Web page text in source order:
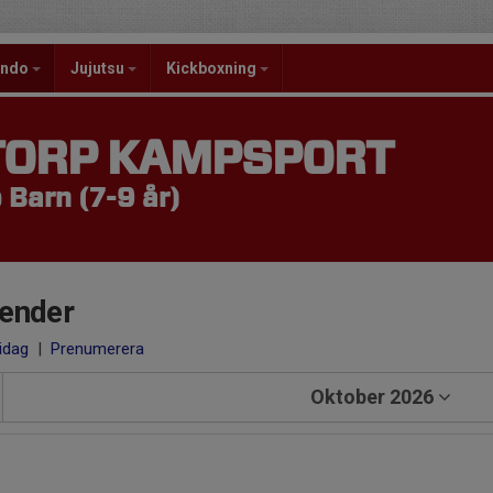
Jujutsu Kickboxning
KAMPSPORT
Barn (7-9 år)
| Prenumerera
Oktober 2026